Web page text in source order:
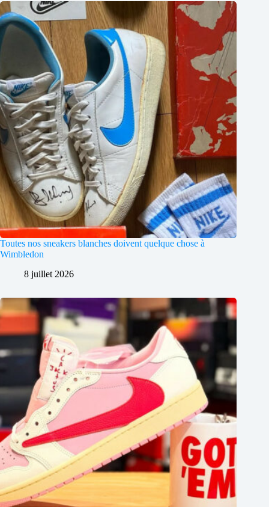
Toutes nos sneakers blanches doivent quelque chose à
Wimbledon
8 juillet 2026